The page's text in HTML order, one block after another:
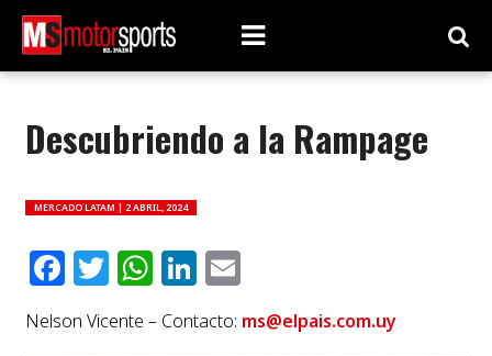
Descubriendo a la Rampage
MERCADO LATAM | 2 ABRIL, 2024
Facebook
Twitter
WhatsApp
LinkedIn
Email
Nelson Vicente – Contacto: ms@elpais.com.uy